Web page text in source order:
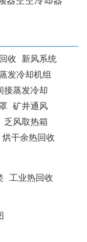
收 新风系统
发冷却机组
接蒸发冷却
矿井通风
乏风取热箱
烘干余热回收
工业热回收